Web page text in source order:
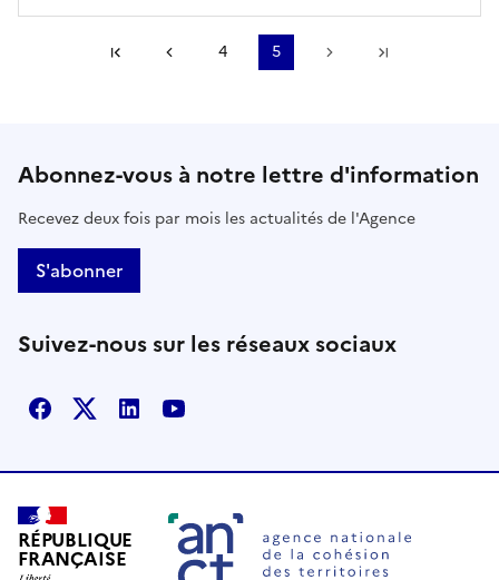
Première pagePage précédente
4 5 Page suivante
Abonnez-vous à notre lettre d'information
Recevez deux fois par mois les actualités de l'Agence
S'abonner
Suivez-nous sur les réseaux sociaux
Facebook
X LinkedinYoutube
RÉPUBLIQUE
FRANÇAISE